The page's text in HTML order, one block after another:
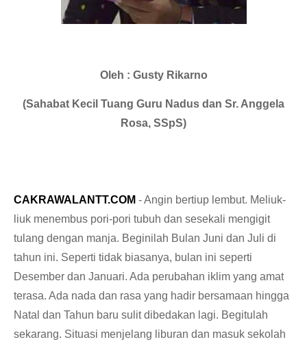
Oleh : Gusty Rikarno
(Sahabat Kecil Tuang Guru Nadus dan Sr. Anggela
Rosa, SSpS)
CAKRAWALANTT.COM - Angin bertiup lembut. Meliuk-
liuk menembus pori-pori tubuh dan sesekali mengigit
tulang dengan manja. Beginilah Bulan Juni dan Juli di
tahun ini. Seperti tidak biasanya, bulan ini seperti
Desember dan Januari. Ada perubahan iklim yang amat
terasa. Ada nada dan rasa yang hadir bersamaan hingga
Natal dan Tahun baru sulit dibedakan lagi. Begitulah
sekarang. Situasi menjelang liburan dan masuk sekolah